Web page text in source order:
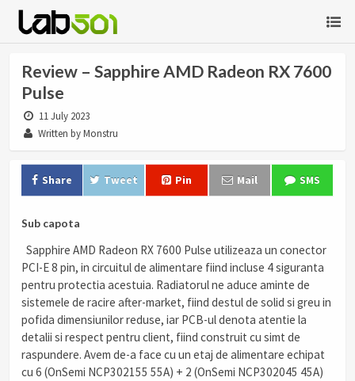
Review – Sapphire AMD Radeon RX 7600
Pulse
11 July 2023
Written by Monstru
Share Tweet Pin Mail SMS
Sub capota
Sapphire AMD Radeon RX 7600 Pulse utilizeaza un conector
PCI-E 8 pin, in circuitul de alimentare fiind incluse 4 siguranta
pentru protectia acestuia. Radiatorul ne aduce aminte de
sistemele de racire after-market, fiind destul de solid si greu in
pofida dimensiunilor reduse, iar PCB-ul denota atentie la
detalii si respect pentru client, fiind construit cu simt de
raspundere. Avem de-a face cu un etaj de alimentare echipat
cu 6 (OnSemi NCP302155 55A) + 2 (OnSemi NCP302045 45A)